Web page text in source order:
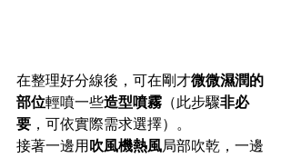
在整理好分線後，可在剛才微微濕潤的
部位輕噴一些造型噴霧 （此步驟非必
要 ，可依實際需求選擇）。
接著一邊用吹風機熱風局部吹乾，一邊